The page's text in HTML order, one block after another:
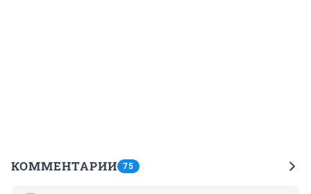
КОММЕНТАРИИ 75